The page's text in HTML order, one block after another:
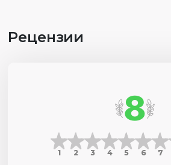
Рецензии
8
1 2 3 4 5 6 7